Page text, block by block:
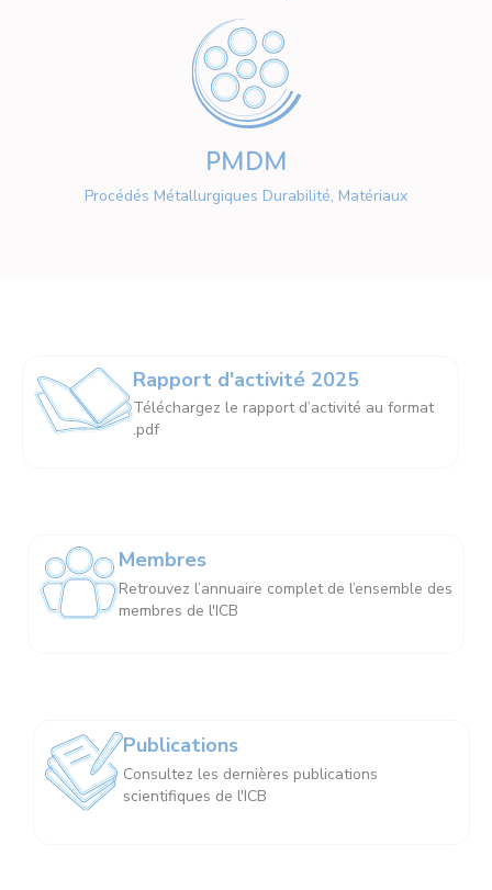
PMDM
Procédés Métallurgiques Durabilité, Matériaux
Rapport d'activité 2025
Téléchargez le rapport d’activité au format
.pdf
Membres
Retrouvez l’annuaire complet de l’ensemble des
membres de l'ICB
Publications
Consultez les dernières publications
scientifiques de l'ICB